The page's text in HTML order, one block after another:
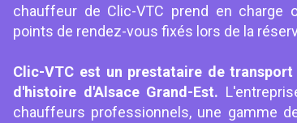
chauffeur de Clic-VTC prend en charge
points de rendez-vous fixés lors de la
Clic-VTC est un prestataire de
d'histoire d'Alsace Grand-Est.
chauffeurs professionnels, une gamme